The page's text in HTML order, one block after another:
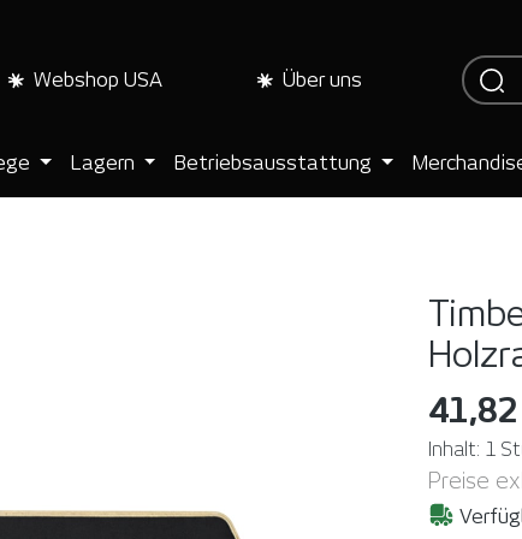
Webshop USA Über uns
Lagern Betriebsausstattung
Inhalt: 1
Preise